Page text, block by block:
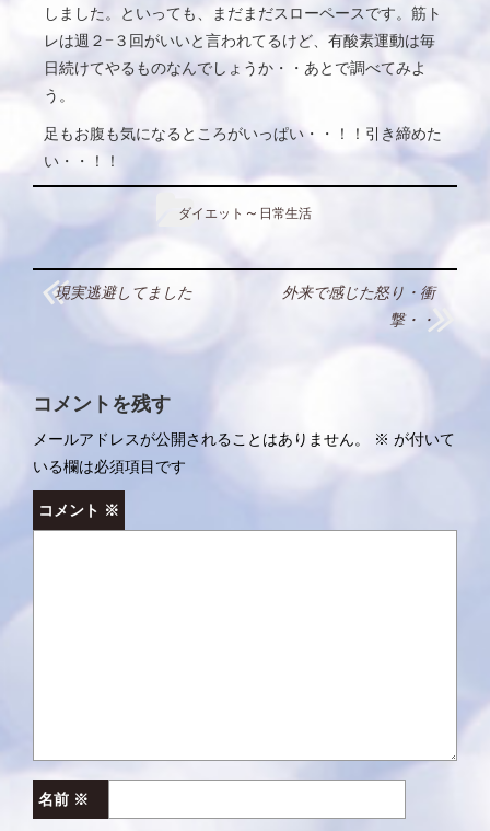
しました。といっても、まだまだスローペースです。筋ト
レは週２−３回がいいと言われてるけど、有酸素運動は毎
日続けてやるものなんでしょうか・・あとで調べてみよ
う。
足もお腹も気になるところがいっぱい・・！！引き締めた
い・・！！
ダイエット ～ 日常生活
投
ビ
ゲ
ー
シ
現実逃避してました
外来で感じた怒り・衝
撃・・
コメントを残す
メールアドレスが公開されることはありません。 ※ が付いて
いる欄は必須項目です
コメント ※
名前 ※